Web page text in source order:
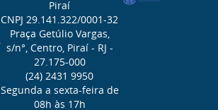
Piraí
CNPJ 29.141.322/0001-32
Praça Getúlio Vargas,
s/n°, Centro, Piraí - RJ -
27.175-000
(24) 2431 9950
Segunda a sexta-feira de
08h às 17h